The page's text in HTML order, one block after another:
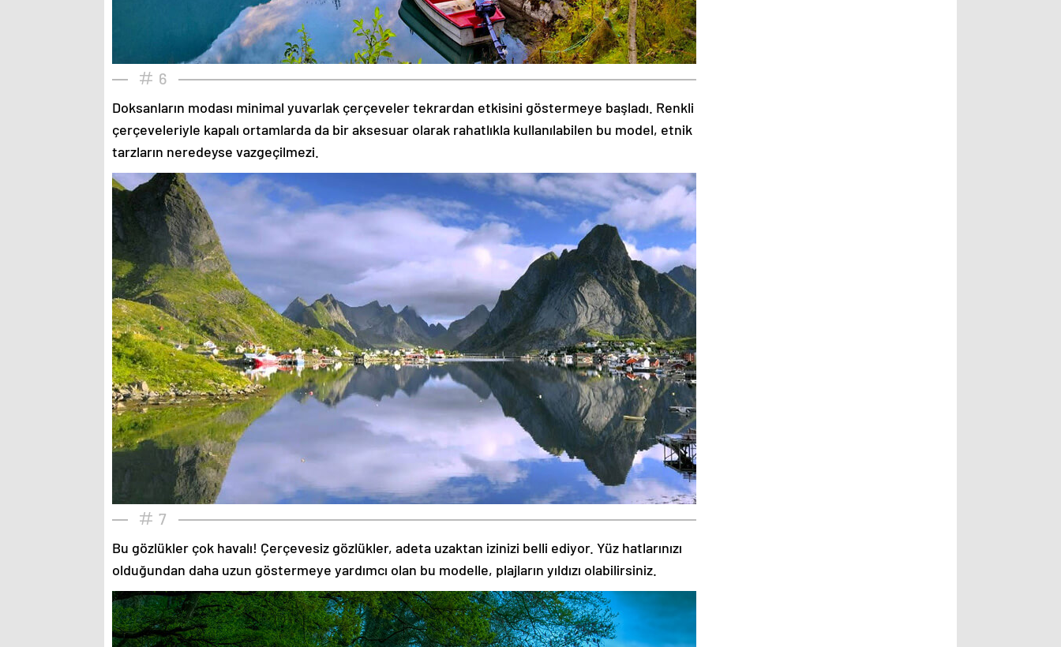
6
Doksanların modası minimal yuvarlak çerçeveler tekrardan etkisini göstermeye başladı. Renkli
çerçeveleriyle kapalı ortamlarda da bir aksesuar olarak rahatlıkla kullanılabilen bu model, etnik
tarzların neredeyse vazgeçilmezi.
7
Bu gözlükler çok havalı! Çerçevesiz gözlükler, adeta uzaktan izinizi belli ediyor. Yüz hatlarınızı
olduğundan daha uzun göstermeye yardımcı olan bu modelle, plajların yıldızı olabilirsiniz.